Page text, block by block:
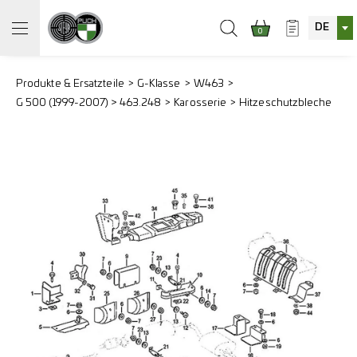
0 DE
Produkte & Ersatzteile G-Klasse
W463
G 500 (1999-2007) > 463.248
Karosserie Hitzeschutzbleche